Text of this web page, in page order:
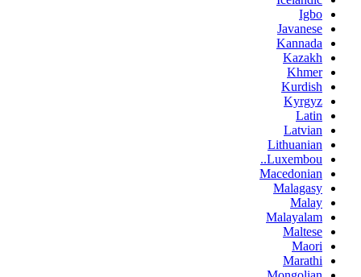
Igbo
Javanese
Kannada
Kazakh
Khmer
Kurdish
Kyrgyz
Latin
Latvian
Lithuanian
Luxembou..
Macedonian
Malagasy
Malay
Malayalam
Maltese
Maori
Marathi